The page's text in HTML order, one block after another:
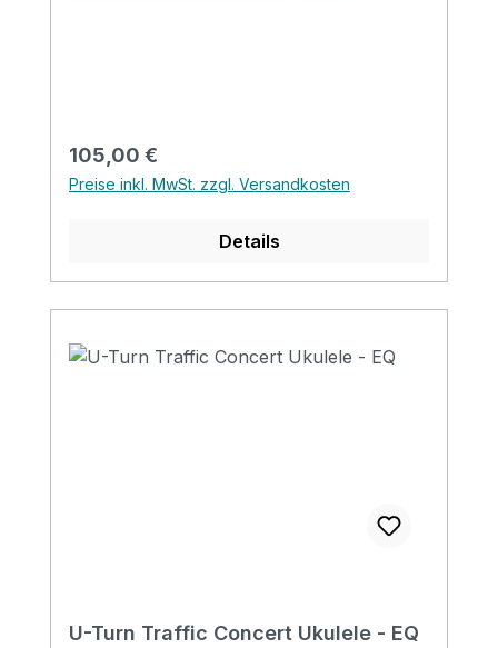
Strings: Aquila Supernylgut Finish: Matt
EQ: LIREVO UK 2T
Regulärer Preis:
105,00 €
Preise inkl. MwSt. zzgl. Versandkosten
Details
U-Turn Traffic Concert Ukulele - EQ